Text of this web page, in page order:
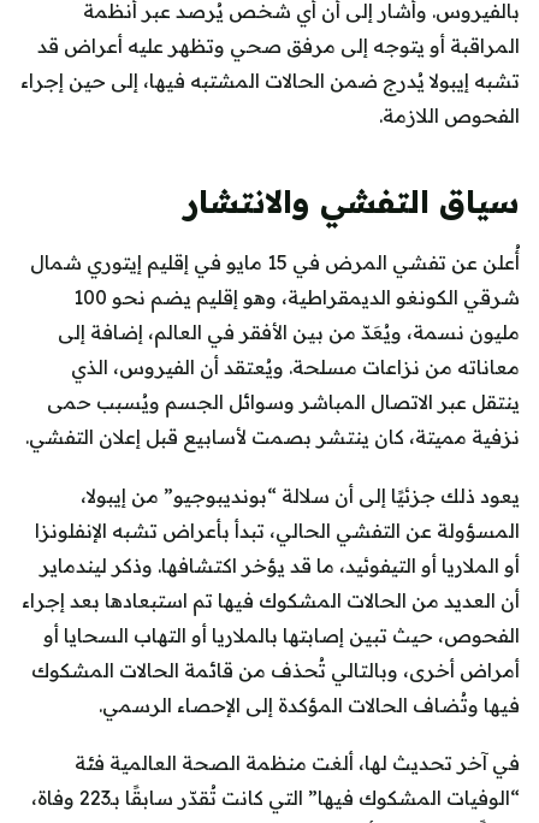
بالفيروس. وأشار إلى أن أي شخص يُرصد عبر أنظمة
المراقبة أو يتوجه إلى مرفق صحي وتظهر عليه أعراض قد
تشبه إيبولا يُدرج ضمن الحالات المشتبه فيها، إلى حين إجراء
الفحوص اللازمة.
سياق التفشي والانتشار
أُعلن عن تفشي المرض في 15 مايو في إقليم إيتوري شمال
شرقي الكونغو الديمقراطية، وهو إقليم يضم نحو 100
مليون نسمة، ويُعَدّ من بين الأفقر في العالم، إضافة إلى
معاناته من نزاعات مسلحة. ويُعتقد أن الفيروس، الذي
ينتقل عبر الاتصال المباشر وسوائل الجسم ويُسبب حمى
نزفية مميتة، كان ينتشر بصمت لأسابيع قبل إعلان التفشي.
يعود ذلك جزئيًا إلى أن سلالة “بونديبوجيو” من إيبولا،
المسؤولة عن التفشي الحالي، تبدأ بأعراض تشبه الإنفلونزا
أو الملاريا أو التيفوئيد، ما قد يؤخر اكتشافها. وذكر ليندماير
أن العديد من الحالات المشكوك فيها تم استبعادها بعد إجراء
الفحوص، حيث تبين إصابتها بالملاريا أو التهاب السحايا أو
أمراض أخرى، وبالتالي تُحذف من قائمة الحالات المشكوك
فيها وتُضاف الحالات المؤكدة إلى الإحصاء الرسمي.
في آخر تحديث لها، ألغت منظمة الصحة العالمية فئة
“الوفيات المشكوك فيها” التي كانت تُقدّر سابقًا بـ223 وفاة،